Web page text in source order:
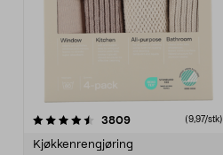
3809anmeldelser(9,97/stk)
Kjøkkenrengjøring
4.5av 5 stjerner